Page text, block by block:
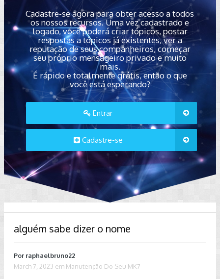
Cadastre-se agora para obter acesso a todos
os nossos recursos. Uma vez cadastrado e
logado, você poderá criar tópicos, postar
respostas a tópicos já existentes, ver a
reputação de seus companheiros, começar
seu próprio mensageiro privado e muito
mais.
É rápido e totalmente grátis, então o que
você está esperando?
Entrar
Cadastre-se
alguém sabe dizer o nome
Por raphaelbruno22
March 7, 2023 em Manutenção Do Seu MK7